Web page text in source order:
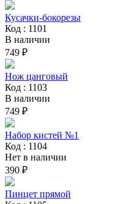
Кусачки-бокорезы
Код : 1101
В наличии
749 ₽
Нож цанговый
Код : 1103
В наличии
749 ₽
Набор кистей №1
Код : 1104
Нет в наличии
390 ₽
Пинцет прямой